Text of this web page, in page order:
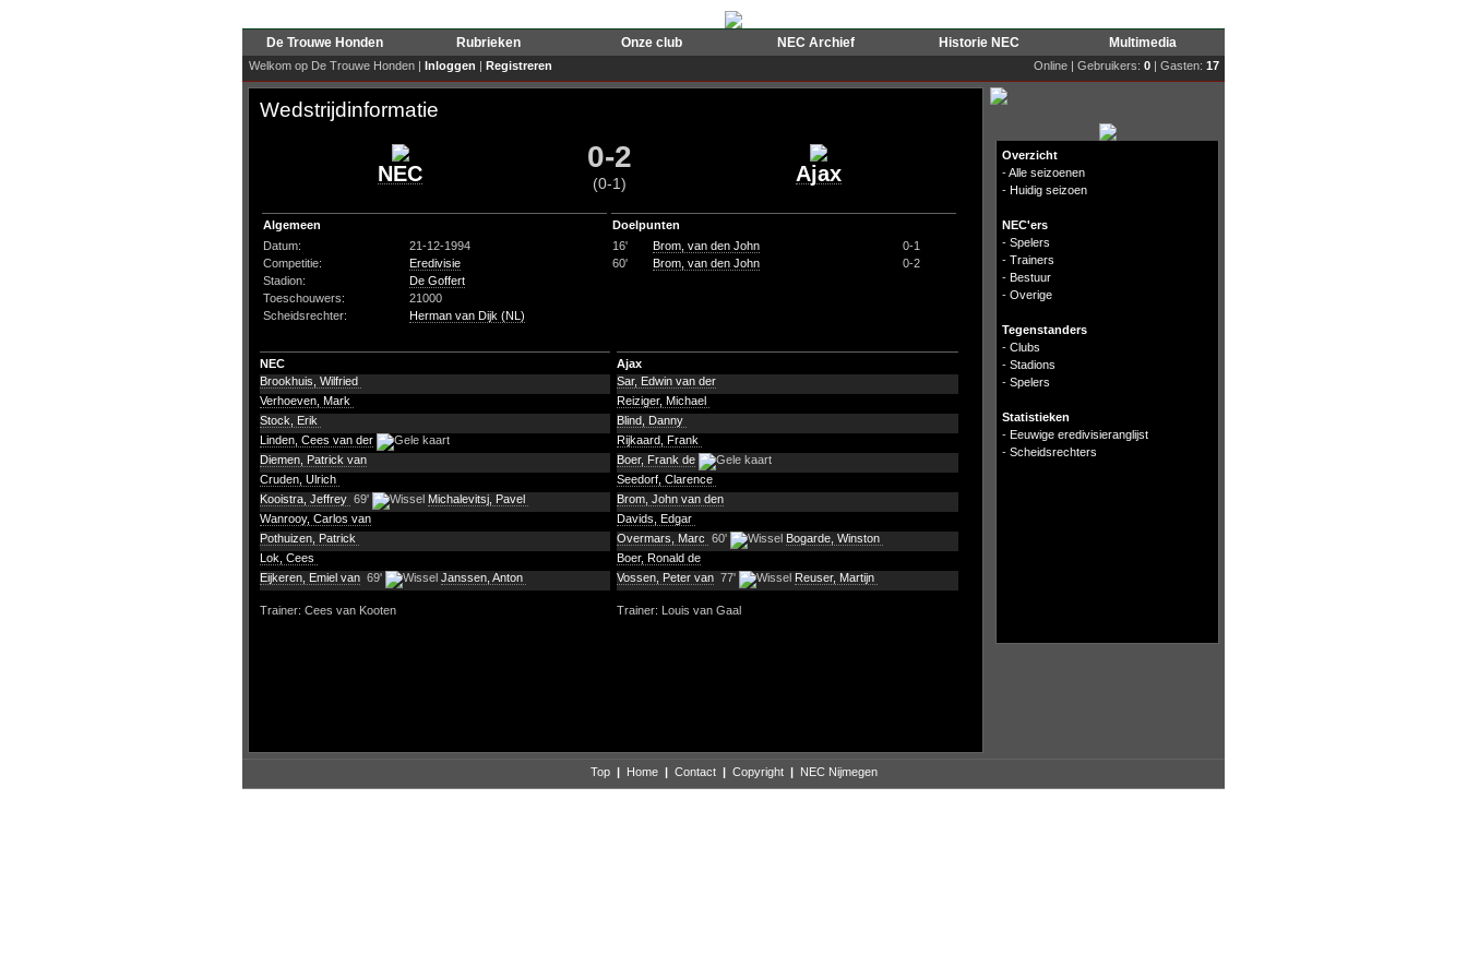
De Trouwe Honden Rubrieken Onze club NEC Archief Historie NEC Multimedia
Welkom op De Trouwe Honden | Inloggen | Registreren Online | Gebruikers: 0 | Gasten: 17
Wedstrijdinformatie
NEC 0-2
(0-1) Ajax
Algemeen
Datum:
21-12-1994
Competitie:
Eredivisie
Stadion:
De Goffert
Toeschouwers:
21000
Scheidsrechter:
Herman van Dijk (NL)
Doelpunten
16'
Brom, van den John
0-1
60'
Brom, van den John 0-2
NEC
Ajax
Brookhuis, Wilfried
Verhoeven, Mark
Stock, Erik
Linden, Cees van der
Diemen, Patrick van
Cruden, Ulrich
Kooistra, Jeffrey 69'
Michalevitsj, Pavel
Wanrooy, Carlos van
Pothuizen, Patrick
Lok, Cees
Eijkeren, Emiel van 69' Janssen, Anton
Sar, Edwin van der
Reiziger, Michael
Blind, Danny
Rijkaard, Frank
Boer, Frank de
Seedorf, Clarence
Brom, John van den
Davids, Edgar
Overmars, Marc 60'
Bogarde, Winston
Boer, Ronald de
Vossen, Peter van 77' Reuser, Martijn
Trainer: Cees van Kooten Trainer: Louis van Gaal
Overzicht
-Alle seizoenen
- Huidig seizoen
NEC'ers
- Spelers
- Trainers
- Bestuur
- Overige
Tegenstanders
- Clubs
- Stadions
- Spelers
Statistieken
- Eeuwige eredivisieranglijst
- Scheidsrechters
Top | Home | Contact | Copyright | NEC Nijmegen